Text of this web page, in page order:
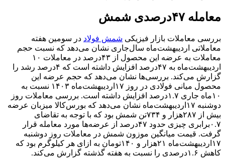
معامله ۴۷درصدی شمش‌‌‌
بررسی معاملات بازار فیزیکی شمش فولاد در سومین هفته
معاملاتی اردیبهشت‌ماه سال‌جاری نشان می‌دهد که نسبت حجم
معاملات به عرضه این محصول از ۴۳‌درصد در معاملات ۱۰
اردیبهشت‌ماه به ۴۷‌درصد افزایش داشته است که ۴‌درصد رشد را
گزارش می‌کند. بررسی‌‌‌ها نشان می‌دهد که حجم عرضه این
محصول میانی فولادی در روز ۱۷اردیبهشت‌ماه ۱۴۰۳ نسبت به
۱۰ماه جاری ۱.۷‌درصد افزایش داشته است. بررسی معاملات روز
دوشنبه ۱۷اردیبهشت‌ماه نشان می‌دهد که بورس‌کالا میزبان عرضه
بیش از ۲۸۷‌هزار و ۷۳۴تن شمش بود که با توجه به تقاضای
۰.۷برابری چیزی حدود ۴۷‌درصد از عرضه‌‌‌ها مورد معامله قرار
گرفت. قیمت میانگین موزون شمش در معاملات روز دوشنبه
۱۷اردیبهشت‌ماه ۲۱‌هزار و ۱۴۰تومان به ازای هر کیلوگرم بود که
کاهش ۱.۶درصدی را نسبت به هفته گذشته گزارش می‌کند.